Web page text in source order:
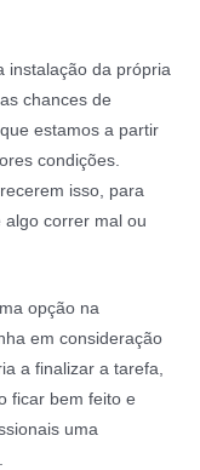
instalação da própria
chances de
estamos a partir
condições.
isso, para
correr mal ou
opção na
em consideração
a finalizar a tarefa,
ficar bem feito e
uma